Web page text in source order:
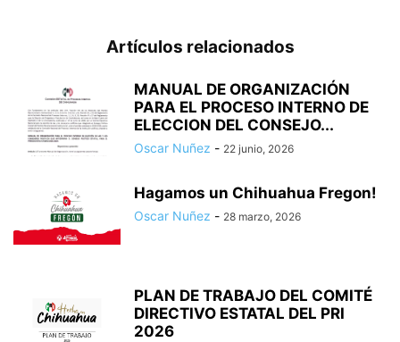
Artículos relacionados
MANUAL DE ORGANIZACIÓN
PARA EL PROCESO INTERNO DE
ELECCION DEL CONSEJO...
Oscar Nuñez - 22 junio, 2026
Hagamos un Chihuahua Fregon!
Oscar Nuñez - 28 marzo, 2026
PLAN DE TRABAJO DEL COMITÉ
DIRECTIVO ESTATAL DEL PRI
2026